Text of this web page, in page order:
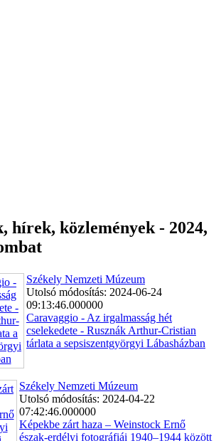
hírek, közlemények - 2024,
Székely Nemzeti Múzeum
Utolsó módosítás: 2024-06-24
09:13:46.000000
Caravaggio - Az irgalmasság hét
cselekedete - Rusznák Arthur-Cristian
tárlata a sepsiszentgyörgyi Lábasházban
Székely Nemzeti Múzeum
Utolsó módosítás: 2024-04-22
07:42:46.000000
Képekbe zárt haza – Weinstock Ernő
észak-erdélyi fotográfiái 1940–1944 között